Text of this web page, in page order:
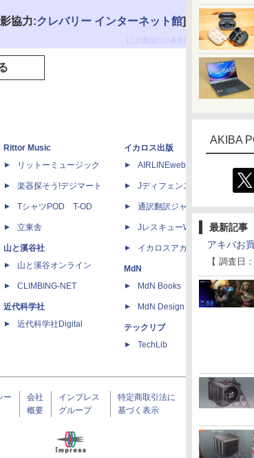
AKIBA
最新記事
アキバお
【 調査日
協力:クレバリー インターネット館]
[この製品だけ表示]
Rittor Music
リットーミュージック
楽器探そう!デジマート
TシャツPOD T-OD
立東舎
山と溪谷社
山と溪谷オンライン
CLIMBING-NET
近代科学社
近代科学社Digital
イカロス出版
AIRLINEweb
Jディフェンスニュース
通訳翻訳ジャーナル
JレスキューWeb
イカロスアカデミー
MdN
MdN Books
MdN Design Interactive
テックリブ
TechLib
ー
会社
概要
インプレス
グループ
特定商取引法に
基づく表示